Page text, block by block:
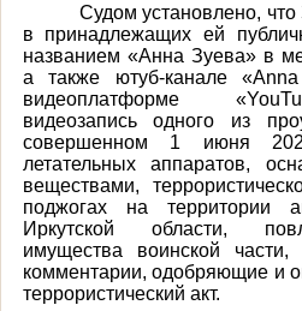
Судом установлено,
в принадлежащих ей
названием «Анна Зуева» в
а также ютуб-канале
видеоплатформе
видеозапись одного из
совершенном 1 июня
летательных аппаратов,
веществами,
поджогах на территории
Иркутской области,
имущества воинской части,
комментарии, одобряющие и
террористический акт.